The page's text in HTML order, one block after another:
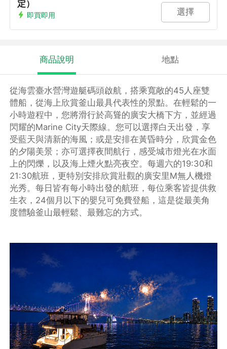
定）
即買即用
選擇
商品說明 地點
從海雲臺水營灣遊艇碼頭啟航，搭乘寬敞的45人座雙
體船，從海上欣賞釜山最具代表性的景點。在輕鬆的一
小時遊程中，您將滑行於高聳的廣安大橋下方，並經過
閃耀的Marine City天際線。您可以選擇白天出發，享
受藍天與清新的海風；或是安排在黃昏時分，欣賞金色
的夕陽美景；亦可選擇夜間航行，感受城市燈光在水面
上的閃爍，以及海上煙火點亮夜空。每週六的19:30和
21:30航班，更特別安排欣賞壯觀的廣安里M無人機燈
光秀。每日皆有每小時出發的航班，每位乘客皆提供救
生衣，24個月以下的嬰兒可免費登船，這是從最美角
度體驗釜山最輕鬆、最難忘的方式。